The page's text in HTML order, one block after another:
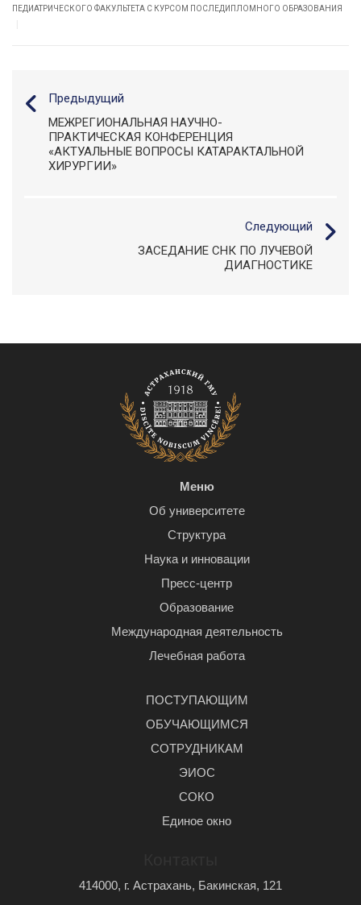
ПЕДИАТРИЧЕСКОГО ФАКУЛЬТЕТА С КУРСОМ ПОСЛЕДИПЛОМНОГО ОБРАЗОВАНИЯ
Предыдущий
МЕЖРЕГИОНАЛЬНАЯ НАУЧНО-
ПРАКТИЧЕСКАЯ КОНФЕРЕНЦИЯ
«АКТУАЛЬНЫЕ ВОПРОСЫ КАТАРАКТАЛЬНОЙ
ХИРУРГИИ»
Следующий
ЗАСЕДАНИЕ СНК ПО ЛУЧЕВОЙ
ДИАГНОСТИКЕ
Меню
Об университете
Структура
Наука и инновации
Пресс-центр
Образование
Международная деятельность
Лечебная работа
ПОСТУПАЮЩИМ
ОБУЧАЮЩИМСЯ
СОТРУДНИКАМ
ЭИОС
СОКО
Единое окно
414000, г. Астрахань, Бакинская, 121